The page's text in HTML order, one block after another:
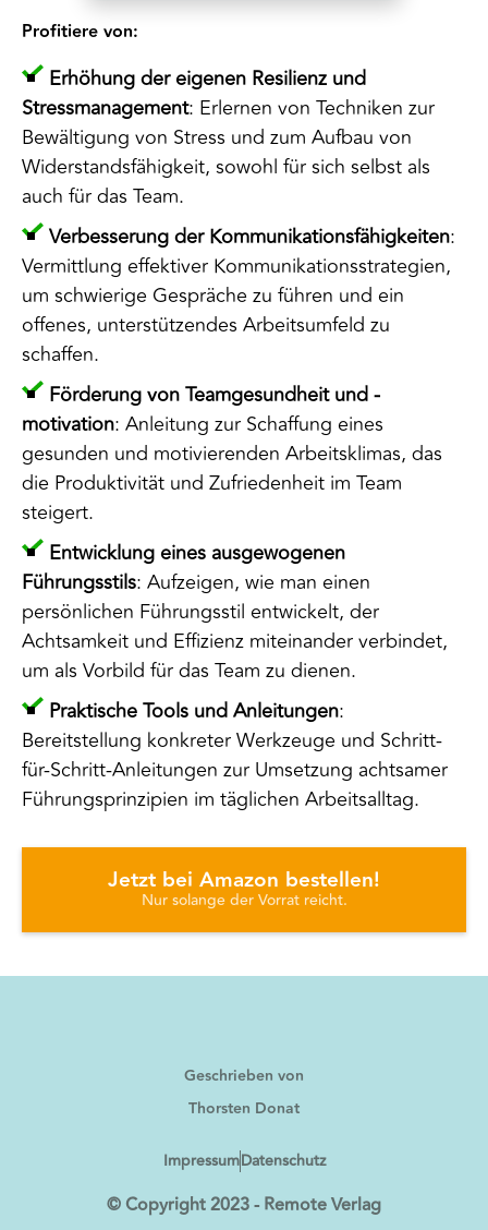
Profitiere von:
Erhöhung der eigenen Resilienz und
Stressmanagement: Erlernen von Techniken zur
Bewältigung von Stress und zum Aufbau von
Widerstandsfähigkeit, sowohl für sich selbst als
auch für das Team.
Verbesserung der Kommunikationsfähigkeiten:
Vermittlung effektiver Kommunikationsstrategien,
um schwierige Gespräche zu führen und ein
offenes, unterstützendes Arbeitsumfeld zu
schaffen.
Förderung von Teamgesundheit und -
motivation: Anleitung zur Schaffung eines
gesunden und motivierenden Arbeitsklimas, das
die Produktivität und Zufriedenheit im Team
steigert.
Entwicklung eines ausgewogenen
Führungsstils: Aufzeigen, wie man einen
persönlichen Führungsstil entwickelt, der
Achtsamkeit und Effizienz miteinander verbindet,
um als Vorbild für das Team zu dienen.
Praktische Tools und Anleitungen:
Bereitstellung konkreter Werkzeuge und Schritt-
für-Schritt-Anleitungen zur Umsetzung achtsamer
Führungsprinzipien im täglichen Arbeitsalltag.
Jetzt bei Amazon bestellen!
Nur solange der Vorrat reicht.
Geschrieben von
Thorsten Donat
ImpressumDatenschutz
© Copyright 2023 - Remote Verlag